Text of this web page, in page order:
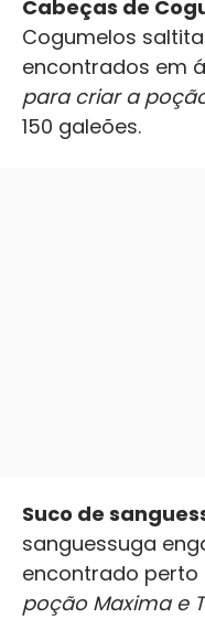
Cabeças de
Cogumelos
encontrados em
para criar a
150 galeões.
Suco de
sanguessuga
encontrado perto
poção Maxima e